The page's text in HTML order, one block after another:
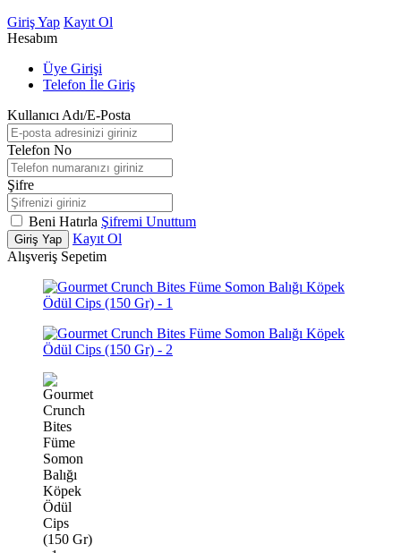
Giriş Yap Kayıt Ol
Hesabım
Üye Girişi
Telefon İle Giriş
Kullanıcı Adı/E-Posta
Telefon No
Şifre
Beni Hatırla Şifremi Unuttum
Giriş Yap
Kayıt Ol
Alışveriş Sepetim